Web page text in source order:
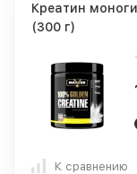
Креатин
(300 г)
К сравнению